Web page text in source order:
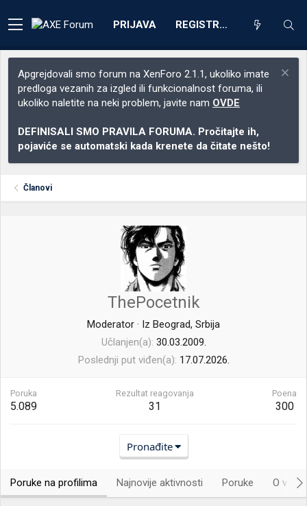
PRIJAVA REGISTRACIJA
Apgrejdovali smo forum na XenForo 2.1.1, ukoliko imate
predloga vezanih za izgled ili funkcionalnost foruma, ili
ukoliko naletite na neki problem, javite nam OVDE
DEFINISALI SMO PRAVILA FORUMA. Pročitajte ih,
pojaviće se automatski kada krenete da čitate nešto!
Članovi
ThePocetnik
Moderator · Iz Beograd, Srbija
Učlanjen(a) 30.03.2009.
Poslednji put viđen(a) 17.07.2026.
Poruka
5.089
Rezultat reagovanja
31
Poena
300
Pronađite
Poruke na profilima Najnovije aktivnosti Poruke O